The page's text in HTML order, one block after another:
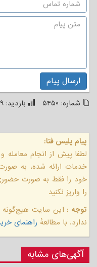
ارسال پیام
شماره: ۵۴۵۰ بازدید:
پیام پلیس فتا:
لطفا پیش از انجام
خدمات ارائه شده، به
خود را فقط به صورت
را واریز نکنید
توجه : این سایت هیچ‌گونه
ندارد. با مطالعهٔ راهنمای
آگهی‌های مشابه